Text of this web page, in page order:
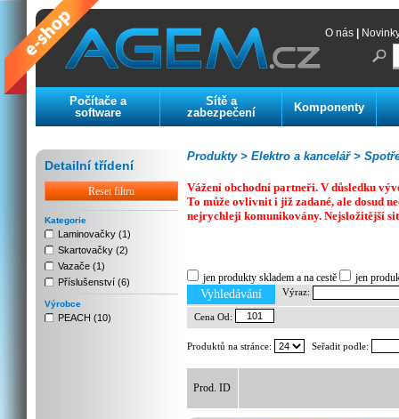
O nás
Počítače a
software
Sítě a
zabezpečení
Komponenty
Detailní třídení
Reset filtru
Kategorie
Laminovačky (1)
Skartovačky (2)
Vazače (1)
Příslušenství (6)
Výrobce
PEACH (10)
Elektro a kancelář >
Produkty >
Vážení obchodní partneři. V důsledku
To může ovlivnit i již zadané, ale dosud
nejrychleji komunikovány. Nejsložitější
jen produkty skladem a na cestě jen
Vyhledávání Výraz:
Cena Od:
Produktů na stránce: Seřadit podle:
Prod. ID